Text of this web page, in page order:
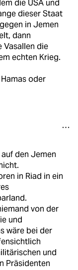
die USA und
dieser Staat
in Jemen
dann
Vasallen die
echten Krieg.
oder
den Jemen
in Riad in ein
von der
und
wäre bei der
und
Präsidenten